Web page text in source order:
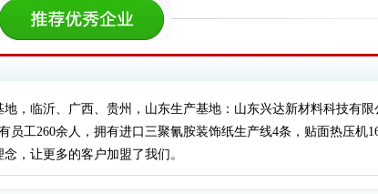
，临沂、广西、贵州，山东生产基地：山东兴达新材料科技有
工260余人，拥有进口三聚氰胺装饰纸生产线4条，贴面热压机
，让更多的客户加盟了我们。